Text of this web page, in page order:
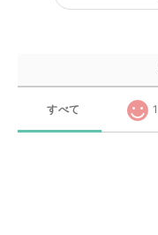
すべて